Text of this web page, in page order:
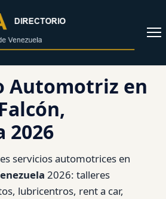
Abrir
Automotriz en
2026
servicios automotrices en
2026: talleres
lubricentros, rent a car,